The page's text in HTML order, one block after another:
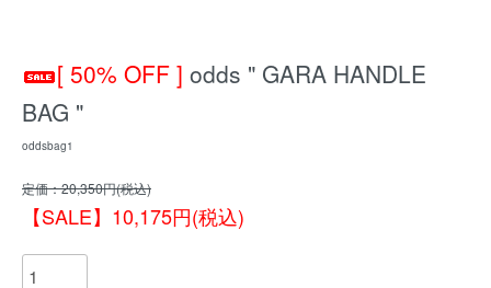
[ 50% OFF ] odds " GARA HANDLE
BAG "
oddsbag1
定価：20,350円(税込)
【SALE】10,175円(税込)